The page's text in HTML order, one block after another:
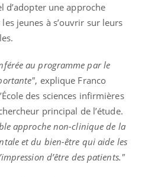
d’adopter une approche
jeunes à s’ouvrir sur leurs
au programme par le
, explique Franco
des sciences infirmières
principal de l’étude.
approche non-clinique de la
et du bien-être qui aide les
d’être des patients."